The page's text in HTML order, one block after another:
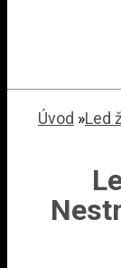
Úvod »Led